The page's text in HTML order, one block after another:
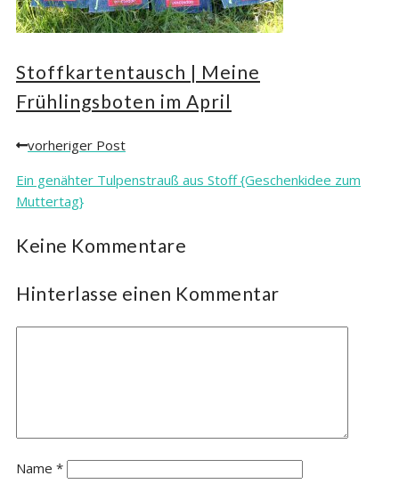
Stoffkartentausch | Meine
Frühlingsboten im April
Posts
navigation
vorheriger Post
Ein genähter Tulpenstrauß aus Stoff {Geschenkidee zum
Muttertag}
Keine Kommentare
Hinterlasse einen Kommentar
Name *